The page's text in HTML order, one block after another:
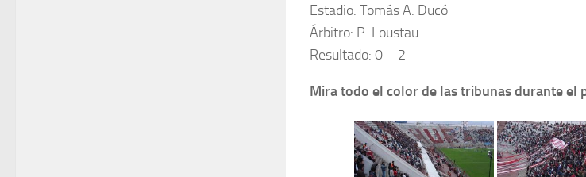
Estadio: Tomás A. Ducó
Árbitro: P. Loustau
Resultado: 0 – 2
Mira todo el color de las tribunas durante el